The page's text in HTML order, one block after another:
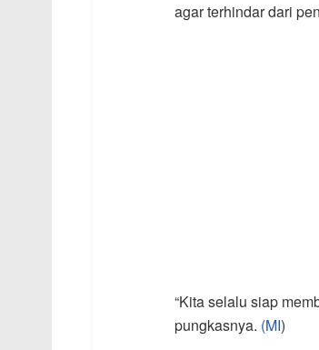
agar terhindar dari
“Kita selalu siap
pungkasnya. (MI)